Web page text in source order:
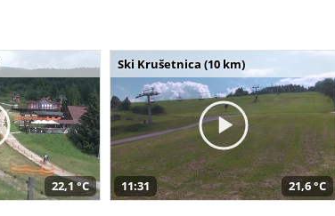
22,1 °C
Ski Krušetnica (10 km)
11:31 21,6 °C